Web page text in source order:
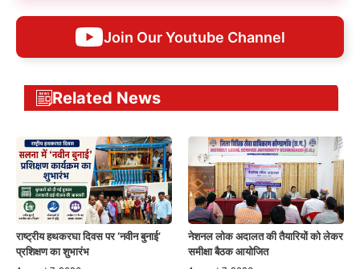
Join Our Youtube Channel
Related News
राष्ट्रीय हथकरघा दिवस पर ‘नवीन बुनाई’
प्रशिक्षण का शुभारंभ
नेशनल लोक अदालत की तैयारियों को लेकर
समीक्षा बैठक आयोजित